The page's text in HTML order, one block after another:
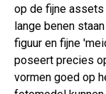
op de fijne assets
lange benen
figuur en fijne
poseert precies
vormen goed op